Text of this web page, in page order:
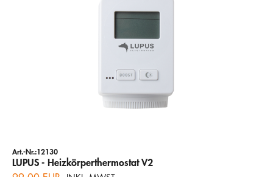
Art.-Nr.:12130
LUPUS - Heizkörperthermostat V2